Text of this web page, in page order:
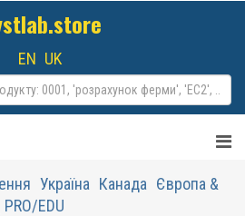
EN UK
Україна Канада Європа &
PRO/EDU